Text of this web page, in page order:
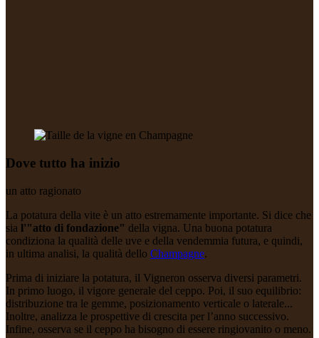
Dove tutto ha inizio
un atto ragionato
La potatura della vite è un atto estremamente importante. Si dice che
sia l'"atto di fondazione" della vigna. Una buona potatura
condiziona la qualità delle uve e della vendemmia futura, e quindi,
in ultima analisi, la qualità dello Champagne.
Prima di iniziare la potatura, il Vigneron osserva diversi parametri.
In primo luogo, il vigore generale del ceppo. Poi, il suo equilibrio:
distribuzione tra le gemme, posizionamento verticale o laterale...
Inoltre, analizza le prospettive di crescita per l’anno successivo.
Infine, osserva se il ceppo ha bisogno di essere ringiovanito o meno.